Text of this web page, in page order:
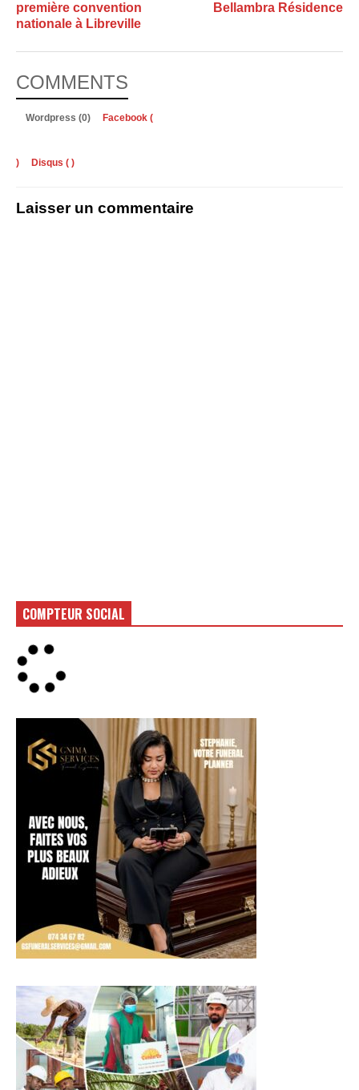
première convention
nationale à Libreville
Bellambra Résidence
COMMENTS
Wordpress (0) Facebook (
) Disqus ( )
Laisser un commentaire
COMPTEUR SOCIAL